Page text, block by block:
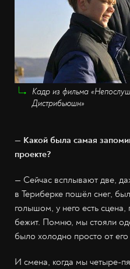
Кадр из фильма
Дистрибьюшн»
— Какой была самая
проекте?
— Сейчас всплывают две,
в Териберке пошёл снег,
голышом, у него есть сцена,
бежит. Помню, мы стояли
было холодно просто от его
И смена, когда мы четыре-